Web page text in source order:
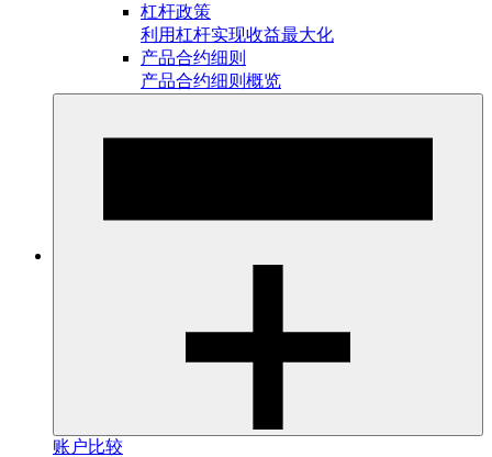
杠杆政策
利用杠杆实现收益最大化
产品合约细则
产品合约细则概览
账户比较